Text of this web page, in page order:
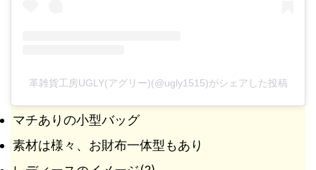
革雑貨工房UGLY(アグリー)(@ugly1515)がシェアした投稿
マチありの小型バッグ
素材は様々、お財布一体型もあり